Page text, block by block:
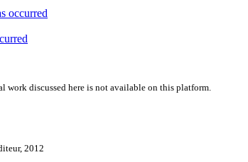
occurred
discussed here is not available on this platform.
2012